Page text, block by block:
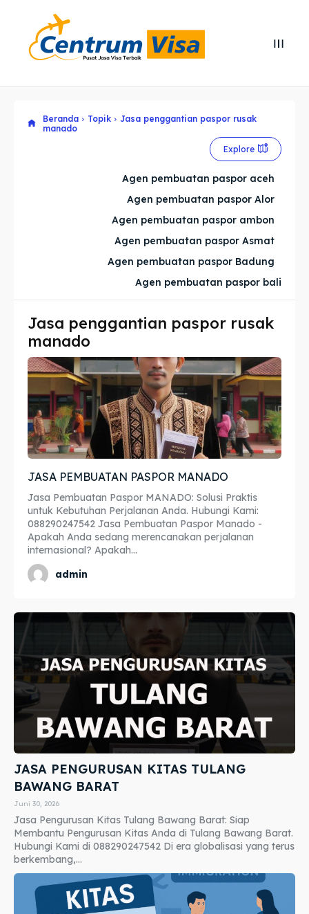
Explore our destinations
Imta
Legalisir
Apostille
Penerjemah
Asuransi
Explore our destinations
Imta
Legalisir
Apostille
Penerjemah
Asuransi
Beranda Topik
Jasa penggantian paspor rusak
manado
Explore
Agen pembuatan paspor aceh
Agen pembuatan paspor Alor
Agen pembuatan paspor ambon
Agen pembuatan paspor Asmat
Agen pembuatan paspor Badung
Agen pembuatan paspor bali
Jasa penggantian paspor rusak
manado
JASA PEMBUATAN PASPOR MANADO
Jasa Pembuatan Paspor MANADO: Solusi Praktis
untuk Kebutuhan Perjalanan Anda. Hubungi Kami:
088290247542 Jasa Pembuatan Paspor Manado -
Apakah Anda sedang merencanakan perjalanan
internasional? Apakah...
admin
JASA PENGURUSAN KITAS TULANG
BAWANG BARAT
Juni 30, 2026
Jasa Pengurusan Kitas Tulang Bawang Barat: Siap
Membantu Pengurusan Kitas Anda di Tulang Bawang Barat.
Hubungi Kami di 088290247542 Di era globalisasi yang terus
berkembang,...